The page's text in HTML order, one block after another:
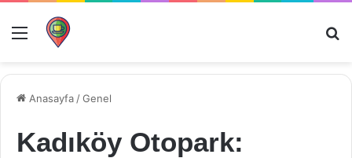
Menü
Anasayfa /Genel
Kadıköy Otopark: